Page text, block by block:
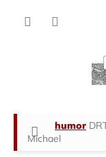
Domů
humor
Michael